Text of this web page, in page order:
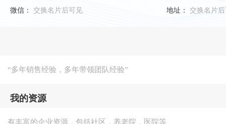
微信：
交换名片后可见 地址： 交换名片
“多年销售经验，多年带领团队经验”
我的资源
有丰富的企业资源，包括社区，养老院，医院等